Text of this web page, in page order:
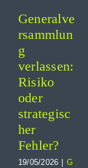
Generalve
rsammlun
g
verlassen:
Risiko
oder
strategisc
her
Fehler?
19/05/2026
G
KI
Zukunft